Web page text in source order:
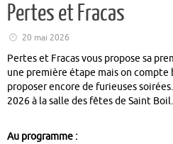
Pertes et Fracas
20 mai 2026
Pertes et Fracas vous propose sa
une première étape mais on compte
proposer encore de furieuses
2026 à la salle des fêtes de Saint Boil.
Au programme :